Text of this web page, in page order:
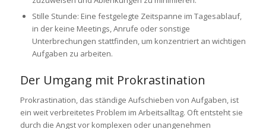
Stille Stunde: Eine festgelegte Zeitspanne im Tagesablauf,
in der keine Meetings, Anrufe oder sonstige
Unterbrechungen stattfinden, um konzentriert an wichtigen
Aufgaben zu arbeiten.
Der Umgang mit Prokrastination
Prokrastination, das ständige Aufschieben von Aufgaben, ist
ein weit verbreitetes Problem im Arbeitsalltag. Oft entsteht sie
durch die Angst vor komplexen oder unangenehmen